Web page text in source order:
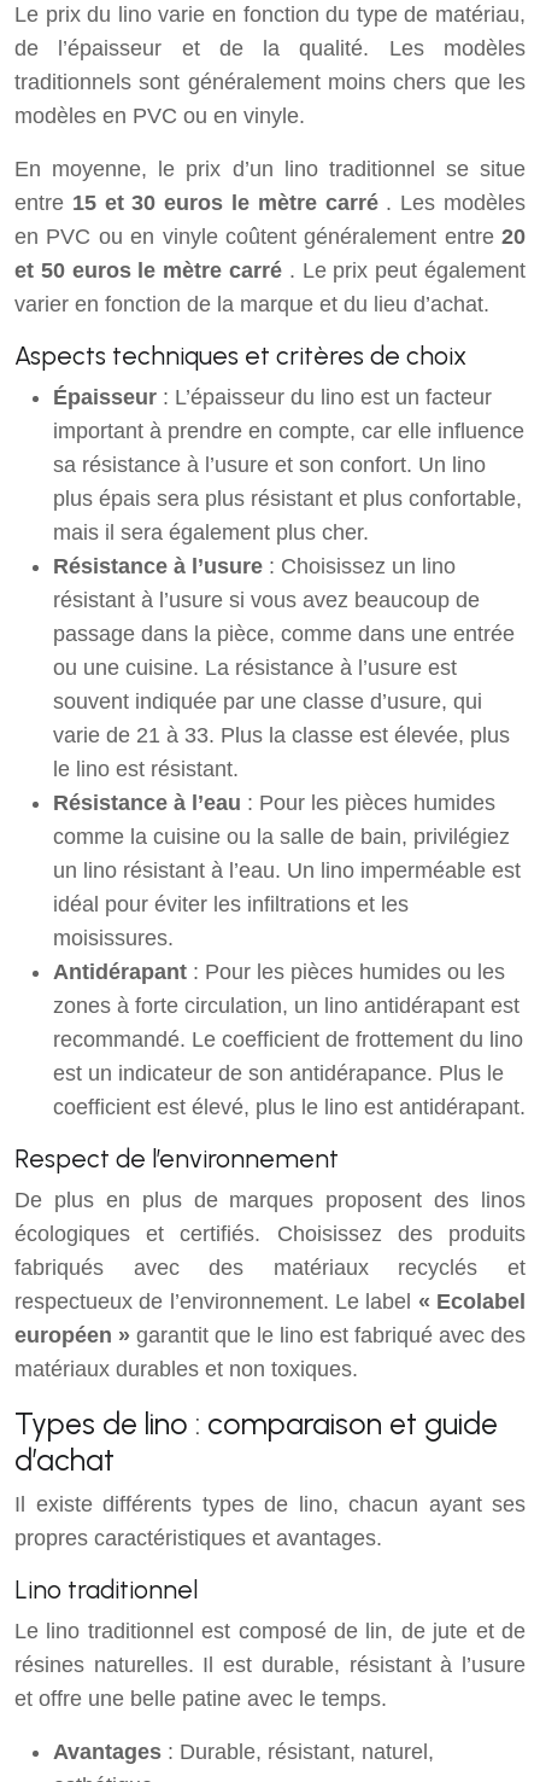
Le prix du lino varie en fonction du type de matériau,
de l’épaisseur et de la qualité. Les modèles
traditionnels sont généralement moins chers que les
modèles en PVC ou en vinyle.
En moyenne, le prix d’un lino traditionnel se situe
entre 15 et 30 euros le mètre carré . Les modèles
en PVC ou en vinyle coûtent généralement entre 20
et 50 euros le mètre carré . Le prix peut également
varier en fonction de la marque et du lieu d’achat.
Aspects techniques et critères de choix
Épaisseur : L’épaisseur du lino est un facteur
important à prendre en compte, car elle influence
sa résistance à l’usure et son confort. Un lino
plus épais sera plus résistant et plus confortable,
mais il sera également plus cher.
Résistance à l’usure : Choisissez un lino
résistant à l’usure si vous avez beaucoup de
passage dans la pièce, comme dans une entrée
ou une cuisine. La résistance à l’usure est
souvent indiquée par une classe d’usure, qui
varie de 21 à 33. Plus la classe est élevée, plus
le lino est résistant.
Résistance à l’eau : Pour les pièces humides
comme la cuisine ou la salle de bain, privilégiez
un lino résistant à l’eau. Un lino imperméable est
idéal pour éviter les infiltrations et les
moisissures.
Antidérapant : Pour les pièces humides ou les
zones à forte circulation, un lino antidérapant est
recommandé. Le coefficient de frottement du lino
est un indicateur de son antidérapance. Plus le
coefficient est élevé, plus le lino est antidérapant.
Respect de l’environnement
De plus en plus de marques proposent des linos
écologiques et certifiés. Choisissez des produits
fabriqués avec des matériaux recyclés et
respectueux de l’environnement. Le label « Ecolabel
européen » garantit que le lino est fabriqué avec des
matériaux durables et non toxiques.
Types de lino : comparaison et guide
d’achat
Il existe différents types de lino, chacun ayant ses
propres caractéristiques et avantages.
Lino traditionnel
Le lino traditionnel est composé de lin, de jute et de
résines naturelles. Il est durable, résistant à l’usure
et offre une belle patine avec le temps.
Avantages : Durable, résistant, naturel,